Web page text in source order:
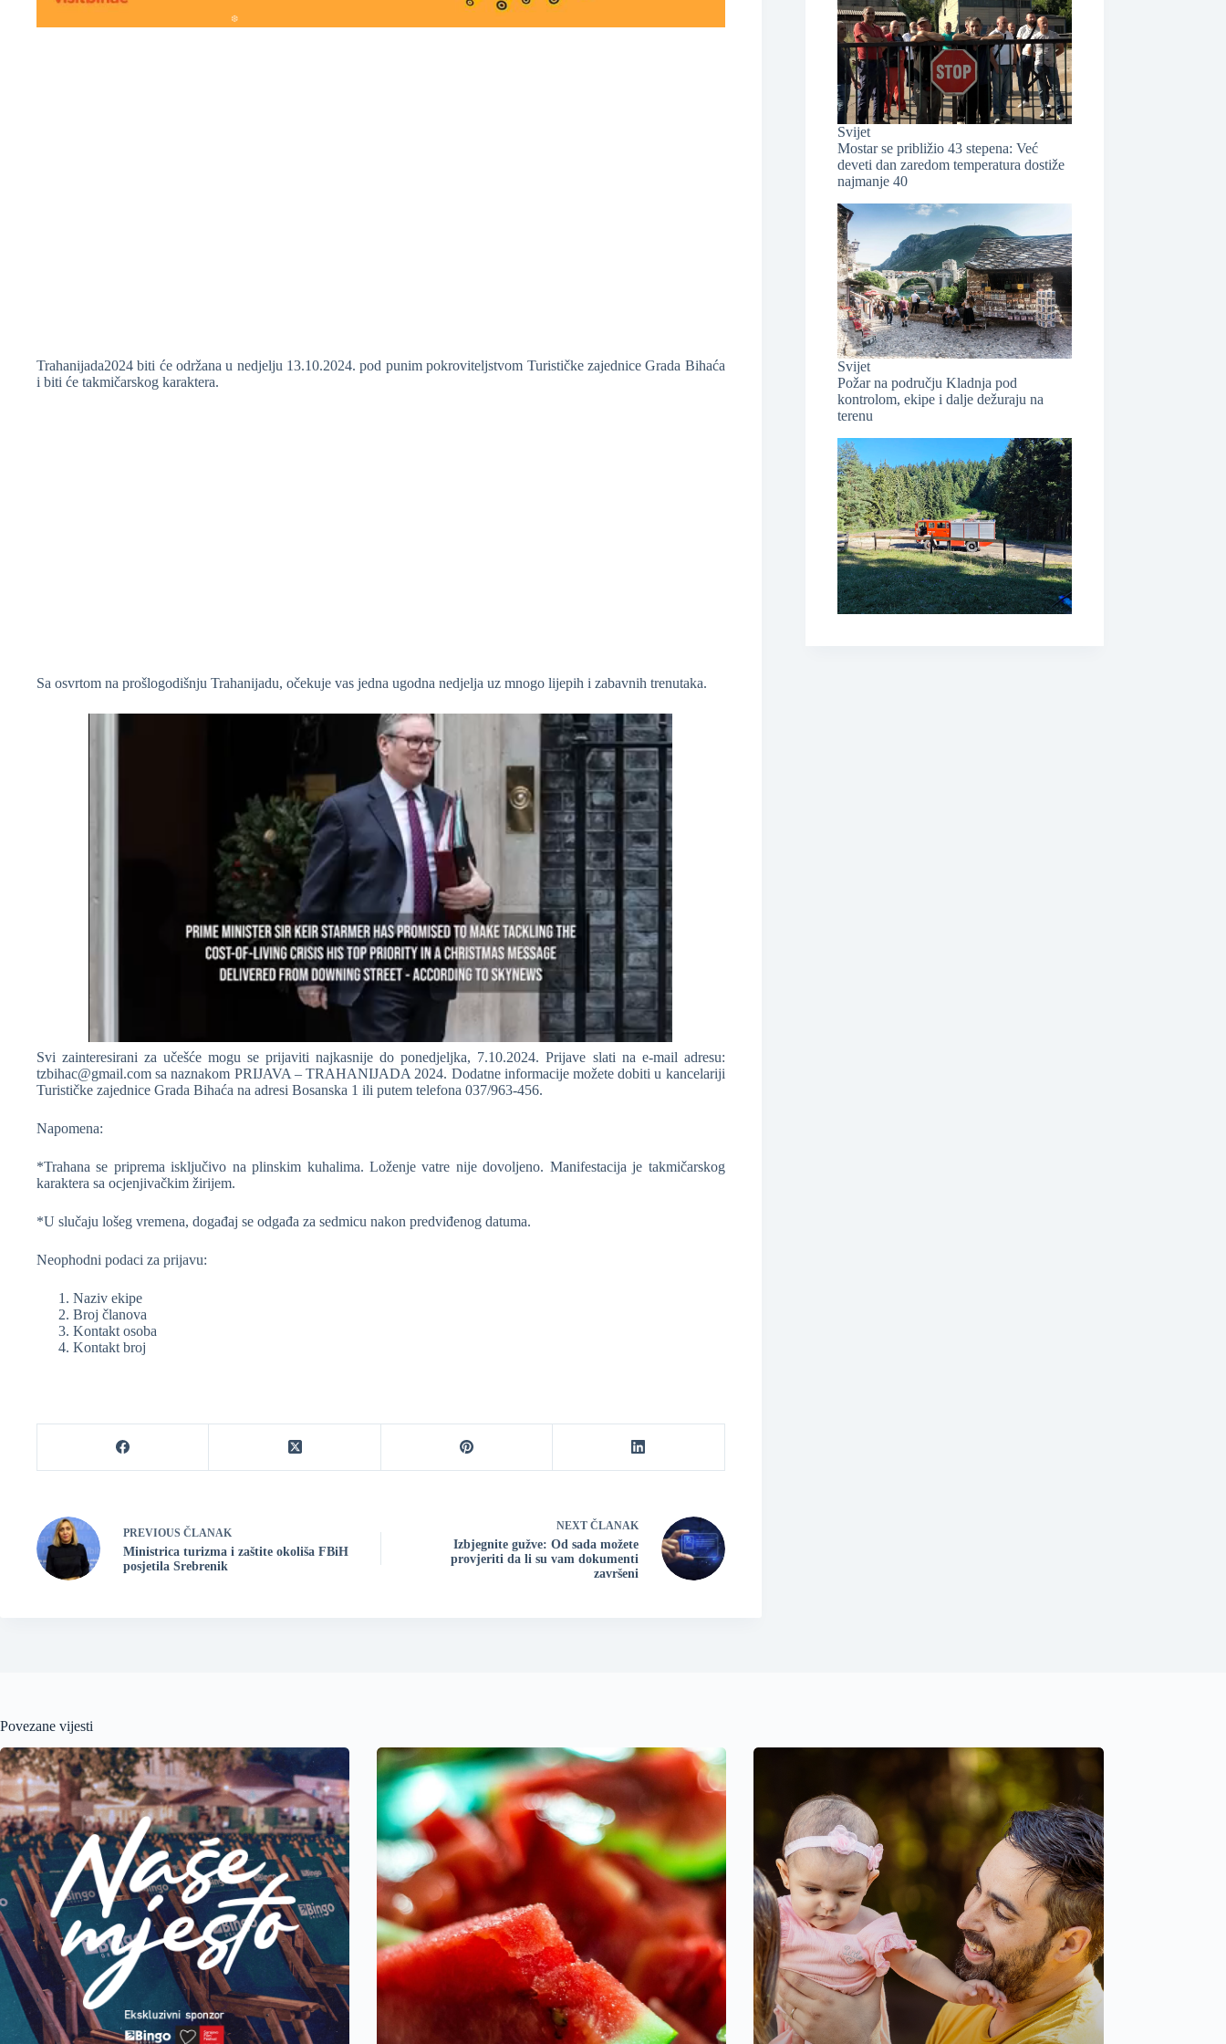
Trahanijada2024 biti će održana u nedjelju 13.10.2024. pod punim pokroviteljstvom Turističke zajednice Grada Bihaća
i biti će takmičarskog karaktera.
Sa osvrtom na prošlogodišnju Trahanijadu, očekuje vas jedna ugodna nedjelja uz mnogo lijepih i zabavnih trenutaka.
Svi zainteresirani za učešće mogu se prijaviti najkasnije do ponedjeljka, 7.10.2024. Prijave slati na e-mail adresu:
tzbihac@gmail.com sa naznakom PRIJAVA – TRAHANIJADA 2024. Dodatne informacije možete dobiti u kancelariji
Turističke zajednice Grada Bihaća na adresi Bosanska 1 ili putem telefona 037/963-456.
Napomena:
*Trahana se priprema isključivo na plinskim kuhalima. Loženje vatre nije dovoljeno. Manifestacija je takmičarskog
karaktera sa ocjenjivačkim žirijem.
*U slučaju lošeg vremena, događaj se odgađa za sedmicu nakon predviđenog datuma.
Neophodni podaci za prijavu:
Naziv ekipe
Broj članova
Kontakt osoba
Kontakt broj
PREVIOUS ČLANAK
Ministrica turizma i zaštite okoliša FBiH
posjetila Srebrenik
NEXT ČLANAK
Izbjegnite gužve: Od sada možete
provjeriti da li su vam dokumenti
završeni
Svijet
Mostar se približio 43 stepena: Već
deveti dan zaredom temperatura dostiže
najmanje 40
Svijet
Požar na području Kladnja pod
kontrolom, ekipe i dalje dežuraju na
terenu
Povezane vijesti
❆